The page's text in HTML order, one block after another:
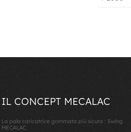
IL CONCEPT MECALAC
La pala caricatrice gommata più sicura : Swing
MECALAC